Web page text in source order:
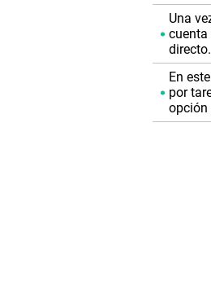
Una
cuenta
directo.
En
por
opción